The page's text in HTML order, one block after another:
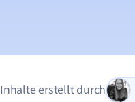
Inhalte erstellt durch